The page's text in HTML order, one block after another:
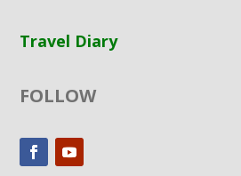
Travel Diary
FOLLOW